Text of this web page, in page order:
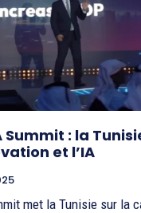
Summit : la
et l’IA
met la Tunisie sur la